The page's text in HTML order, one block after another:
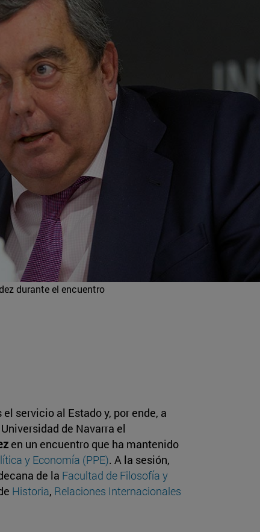
durante el encuentro
servicio al Estado y, por ende, a
de Navarra el
en un encuentro que ha mantenido
y Economía (PPE). A la sesión,
de la Facultad de Filosofía y
Historia, Relaciones Internacionales